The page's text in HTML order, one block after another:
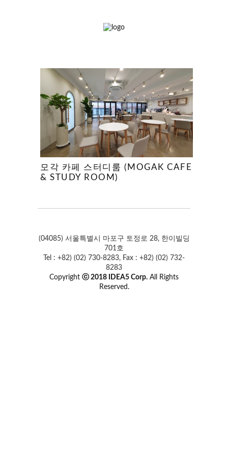
모각 카페 스터디룸 (MOGAK CAFE
& STUDY ROOM)
(04085) 서울특별시 마포구 토정로 28, 한이빌딩
701호
Tel : +82) (02) 730-8283, Fax : +82) (02) 732-
8283
Copyright ⓒ 2018 IDEA5 Corp. All Rights
Reserved.